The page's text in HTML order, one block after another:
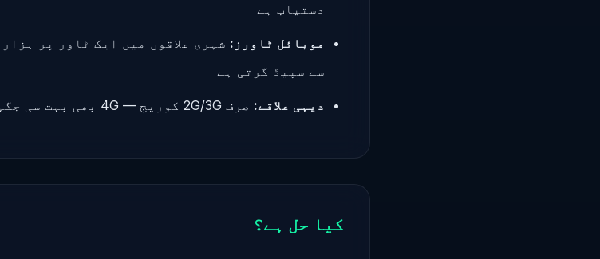
دستیاب ہے
موبائل ٹاورز: شہری علاقوں میں ایک ٹاور پر
سے سپیڈ گرتی ہے
دیہی علاقے: صرف 2G/3G کوریج — 4G بھی بہت سی جگہوں پر نہیں پہنچا
کیا حل ہے؟